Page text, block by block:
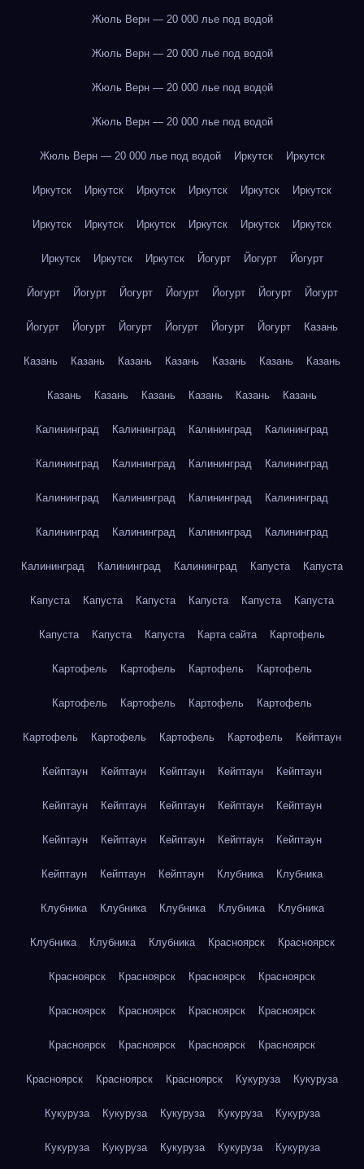
Жюль Верн — 20 000 лье под водой
Жюль Верн — 20 000 лье под водой
Жюль Верн — 20 000 лье под водой
Жюль Верн — 20 000 лье под водой
Жюль Верн — 20 000 лье под водой Иркутск Иркутск
Иркутск Иркутск Иркутск Иркутск Иркутск Иркутск
Иркутск Иркутск Иркутск Иркутск Иркутск Иркутск
Иркутск Иркутск Иркутск Йогурт Йогурт Йогурт
Йогурт Йогурт Йогурт Йогурт Йогурт Йогурт Йогурт
Йогурт Йогурт Йогурт Йогурт Йогурт Йогурт Казань
Казань Казань Казань Казань Казань Казань Казань
Казань Казань Казань Казань Казань Казань
Калининград Калининград Калининград Калининград
Калининград Калининград Калининград Калининград
Калининград Калининград Калининград Калининград
Калининград Калининград Калининград Калининград
Калининград Калининград Калининград Капуста Капуста
Капуста Капуста Капуста Капуста Капуста Капуста
Капуста Капуста Капуста Карта сайта Картофель
Картофель Картофель Картофель Картофель
Картофель Картофель Картофель Картофель
Картофель Картофель Картофель Картофель Кейптаун
Кейптаун Кейптаун Кейптаун Кейптаун Кейптаун
Кейптаун Кейптаун Кейптаун Кейптаун Кейптаун
Кейптаун Кейптаун Кейптаун Кейптаун Кейптаун
Кейптаун Кейптаун Кейптаун Клубника Клубника
Клубника Клубника Клубника Клубника Клубника
Клубника Клубника Клубника Красноярск Красноярск
Красноярск Красноярск Красноярск Красноярск
Красноярск Красноярск Красноярск Красноярск
Красноярск Красноярск Красноярск Красноярск
Красноярск Красноярск Красноярск Кукуруза Кукуруза
Кукуруза Кукуруза Кукуруза Кукуруза Кукуруза
Кукуруза Кукуруза Кукуруза Кукуруза Кукуруза